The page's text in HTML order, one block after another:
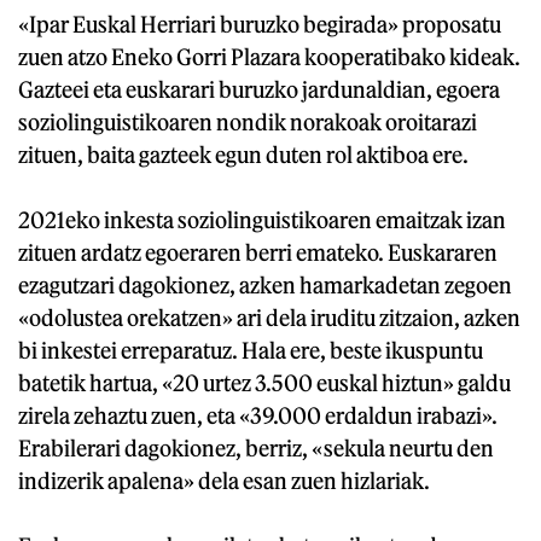
«Ipar Euskal Herriari buruzko begirada» proposatu
zuen atzo Eneko Gorri Plazara kooperatibako kideak.
Gazteei eta euskarari buruzko jardunaldian, egoera
soziolinguistikoaren nondik norakoak oroitarazi
zituen, baita gazteek egun duten rol aktiboa ere.
2021eko inkesta soziolinguistikoaren emaitzak izan
zituen ardatz egoeraren berri emateko. Euskararen
ezagutzari dagokionez, azken hamarkadetan zegoen
«odolustea orekatzen» ari dela iruditu zitzaion, azken
bi inkestei erreparatuz. Hala ere, beste ikuspuntu
batetik hartua, «20 urtez 3.500 euskal hiztun» galdu
zirela zehaztu zuen, eta «39.000 erdaldun irabazi».
Erabilerari dagokionez, berriz, «sekula neurtu den
indizerik apalena» dela esan zuen hizlariak.